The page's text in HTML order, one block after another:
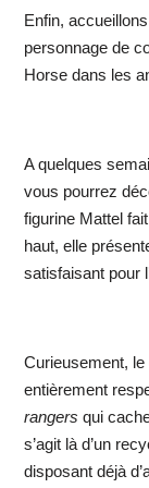
Enfin,
personnage de
Horse dans les
A quelques
vous pourrez
figurine Mattel
haut, elle
satisfaisant pour
Curieusement, le
entièrement
rangers qui
s’agit là d’un
disposant déjà